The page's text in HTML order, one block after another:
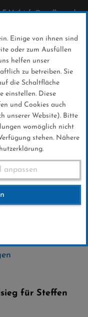
E-Mail: info@sc-willingen.de
für Steffen
Einige von ihnen sind
oder zum Ausfüllen
helfen unser
zu betreiben. Sie
die Schaltfläche
einstellen. Diese
und Cookies auch
unserer Website). Bitte
womöglich nicht
stehen. Nähere
anpassen